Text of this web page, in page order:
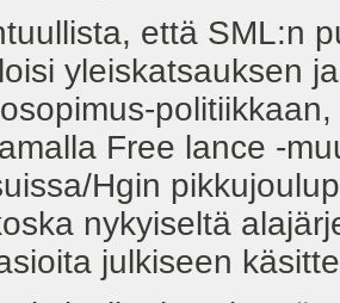
että SML:n
yleiskatsauksen
Free lance -
Hgin
nykyiseltä
julkiseen